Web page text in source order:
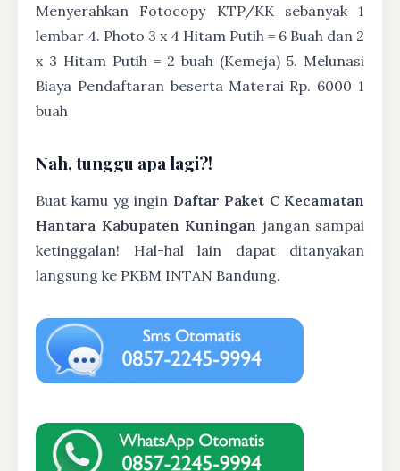
Menyerahkan Fotocopy KTP/KK sebanyak 1
lembar 4. Photo 3 x 4 Hitam Putih = 6 Buah dan 2
x 3 Hitam Putih = 2 buah (Kemeja) 5. Melunasi
Biaya Pendaftaran beserta Materai Rp. 6000 1
buah
Nah, tunggu apa lagi?!
Buat kamu yg ingin Daftar Paket C Kecamatan
Hantara Kabupaten Kuningan jangan sampai
ketinggalan! Hal-hal lain dapat ditanyakan
langsung ke PKBM INTAN Bandung.